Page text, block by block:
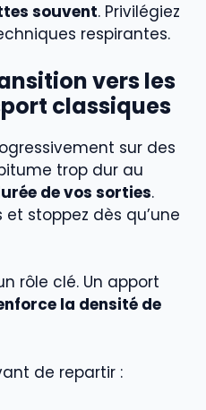
souvent. Privilégiez
respirantes.
vers les
classiques
sur des
trop dur au
de vos sorties.
stoppez dès qu’une
rôle clé. Un apport
la densité de
de repartir :